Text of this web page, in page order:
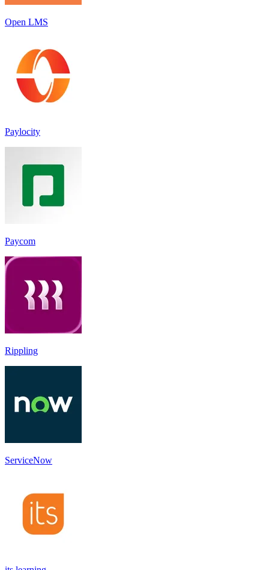
Open LMS
Paylocity
Paycom
Rippling
ServiceNow